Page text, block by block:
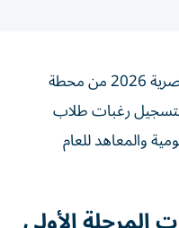
لتسجيل رغبات طلاب
والمعاهد للعام
الأولى